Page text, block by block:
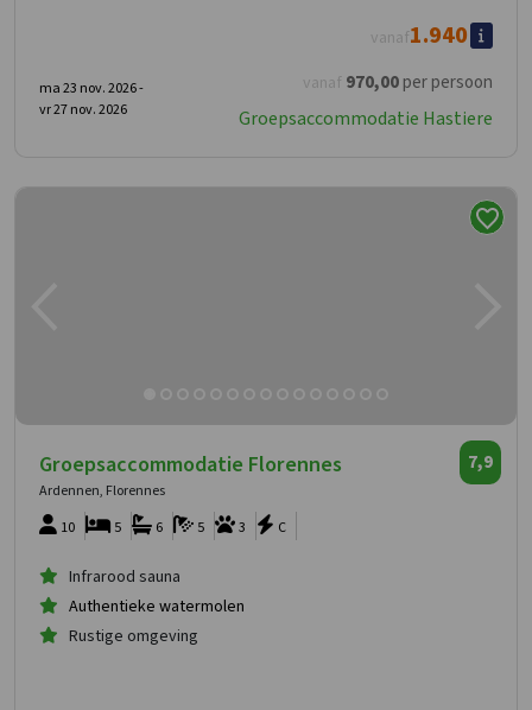
vanaf 970,00per persoon
vanaf1.940
ma 23 nov. 2026 -
vr 27 nov. 2026
Groepsaccommodatie Hastiere
Groepsaccommodatie Florennes
Ardennen, Florennes
7,9
10 3
6 5 C
5
Infrarood sauna
Authentieke watermolen
Rustige omgeving